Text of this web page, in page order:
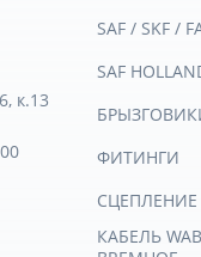
к.13
SAF / SKF /
SAF
ФИТИНГИ
СЦЕПЛЕНИЕ
КАБЕЛЬ